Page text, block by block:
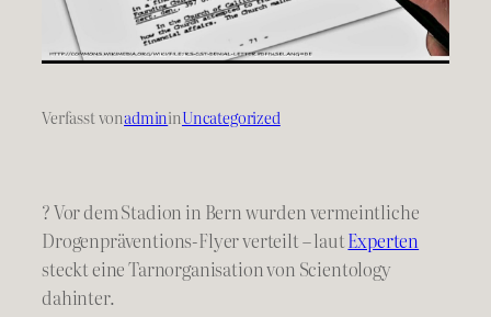
Verfasst vonadmininUncategorized
? Vor dem Stadion in Bern wurden vermeintliche
Drogenpräventions-Flyer verteilt – lautExperten
steckt eine Tarnorganisation von Scientology
dahinter.